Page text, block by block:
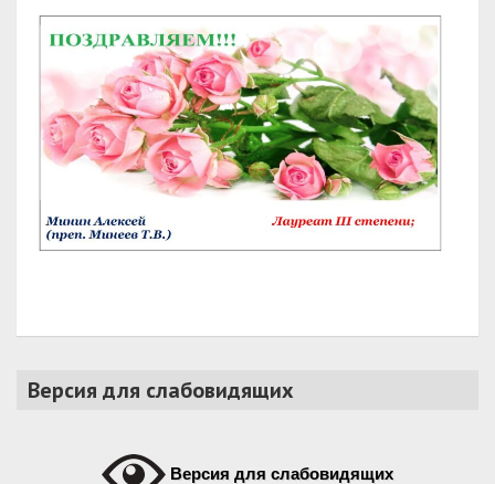
Версия для слабовидящих
Версия для слабовидящих